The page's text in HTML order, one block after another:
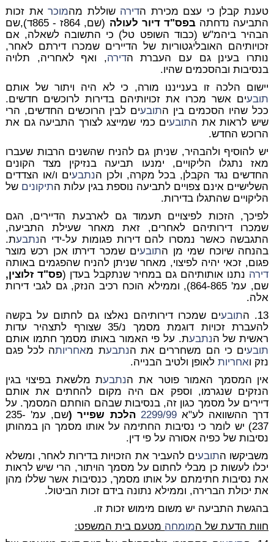
טענת קבלן כי עצם מכירת הדירה שוללת מהמוכראת זכות
התביעה נדחתהבפס"ד דיור לעולה
(שם, 864ז - 865ד),שם
הבהיר ביהמ"ש (כבוד השופט טל) כי התשובה לשאלה, אם
זכויותיהם האובליגטוריות של הדיירים שמכרו דירתם לאחר,
נותרו בעינן גם עם העברת הדירה, ואף לאחריה, תלויה
בנסיבות ובהסכמים שהיו.
יישום הלכה זו בענייננו מורה, כי לא היה ויתור של אותם
תובעים אשר מכרו את זכויותיהם בדירות לרוכשים חדשים.
ככל שהיו הסכמים בין התובעים לבין הרוכשים החדשים, הרי
שיש לראות את התובעים כמי שמייצג לצורך התביעה גם את
הרוכש החדש.
יש להוסיף ולהבהיר, שניתן גם להניח שהשנים הרבות שעברו
מאז נתגלו הליקויים, ימנעו תביעה בנזיקין מצד הקונים
החדשים נגד הקבלן, בכל מקרה, ולכן הנתבעים ו/או הצדדים
השלישיים אינם צפויים לתביעה נוספת בגין עלות התיקונים של
הליקויים שהתגלו בדירות.
לפיכך, הזכות לפיצויים תעמוד גם לארבעת הדיירים, הגם
שמכרו דירותיהם לאחרים, זאת מאחר שעילת התביעה,
התגבשה כאשר נמסרו להם דירות פגומות על-ידי הנתבעת.
בהנחה שיוכח שמי מן התובעים שמכר דירתו אכן רכש מוצר
פגום, זכאי יהיה לפיצוי, מאחר שניתן להניח שהפגמים באותה
דירה נתנו אותותיהם גם במחיר שנתקבל בעדן (פס"ד זלוצין,
שם, עמ' 864-865), וממילא הוכח רכיב הנזק, גם לגבי דירות
אלה.
13. ה
תובעים שמכרו דירותיהם נאלצו גם לחתום על בקשה
להעברת זכויות דוגמת מסמך נ/35 שצורף לתצהיר עדות
ראשית של הנתבעת. על פי האמור באותו מסמך חתמו אותם
תובעים כי הם משחררים את הנתבעת מאחריותה לכל פגם
נזק ואחריותלאופן ולטיב הבנייה.
אין המסמך האמור פוטר את הנתבעת מלשאת בפיצוי בגין
הנזקים שנגרמו, וספק אם היה מקום להחתים את אותם
דיירים על מסמך כגון זה, בנסיבות שבהם הוחתם המסמך. על
דרך ההשוואה לע"א2299/99 הלכת שפייר (
שם, עמ' 235-
237) יש לומר כי נסיבות החתימה על אותו מסמך הן במהותן
נסיבות של כפיה אסורה על פי דין.
משביקשו התובעים להעביר את הזכויות בדירות לאחר, ומשלא
יכלו לעשות כן מבלי לחתום על מסמך הויתור, הרי שיש לראות
את נסיבות חתימתם על אותו מסמך, כנסיבות אשר שללו מהן
את יכולת הברירה, וממילא נתונה בידם זכות הביטול.
בהגשת התביעה יש משום מימוש זכות זו.
חוות הדעת של המומחה מטעם בית המשפט: